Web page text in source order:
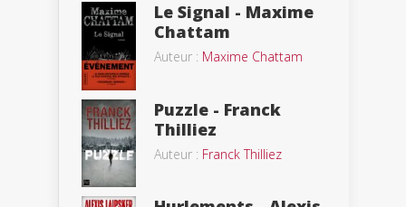
Le Signal - Maxime
Chattam
Auteur : Maxime Chattam
Puzzle - Franck
Thilliez
Auteur : Franck Thilliez